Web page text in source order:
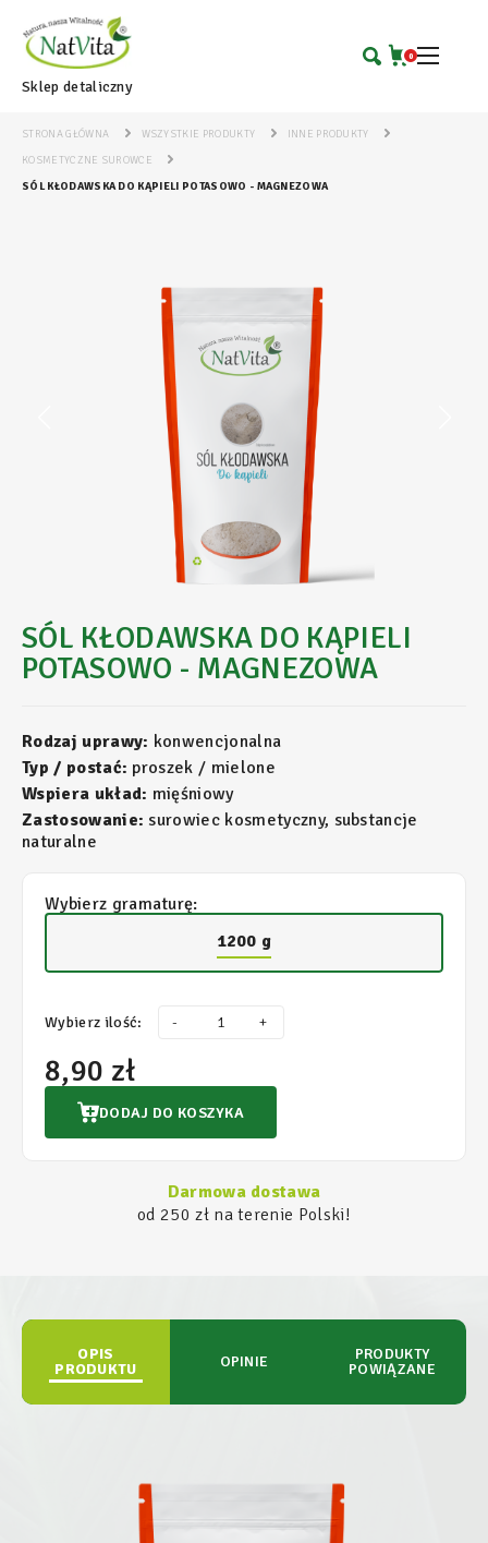
Sklep detaliczny
0
STRONA GŁÓWNA WSZYSTKIE PRODUKTY
INNE PRODUKTY
KOSMETYCZNE SUROWCE
SÓL KŁODAWSKA DO KĄPIELI POTASOWO - MAGNEZOWA
SÓL KŁODAWSKA DO KĄPIELI
POTASOWO - MAGNEZOWA
Rodzaj uprawy: konwencjonalna
Typ / postać: proszek / mielone
Wspiera układ: mięśniowy
Zastosowanie: surowiec kosmetyczny, substancje
naturalne
Wybierz gramaturę:
1200 g
Wybierz ilość: - +
8,90 zł
DODAJ DO KOSZYKA
Darmowa dostawa
od 250 zł na terenie Polski!
OPIS
PRODUKTU
OPINIE
PRODUKTY
POWIĄZANE